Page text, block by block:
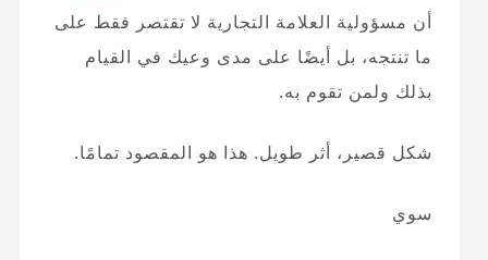
أن مسؤولية العلامة التجارية لا تقتصر فقط على
ما تنتجه، بل أيضًا على مدى وعيك في القيام
بذلك ولمن تقوم به.
شكل قصير، أثر طويل. هذا هو المقصود تمامًا.
سوي